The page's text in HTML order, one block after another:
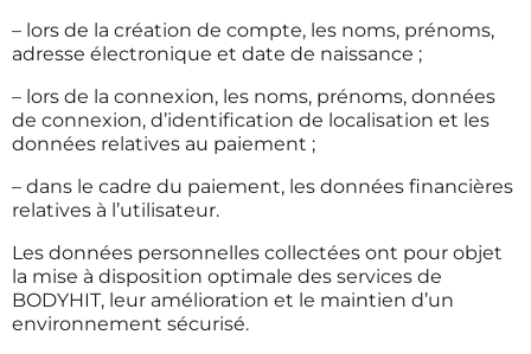
– lors de la création de compte, les noms, prénoms,
adresse électronique et date de naissance ;
– lors de la connexion, les noms, prénoms, données
de connexion, d’identification de localisation et les
données relatives au paiement ;
– dans le cadre du paiement, les données financières
relatives à l’utilisateur.
Les données personnelles collectées ont pour objet
la mise à disposition optimale des services de
BODYHIT, leur amélioration et le maintien d’un
environnement sécurisé.